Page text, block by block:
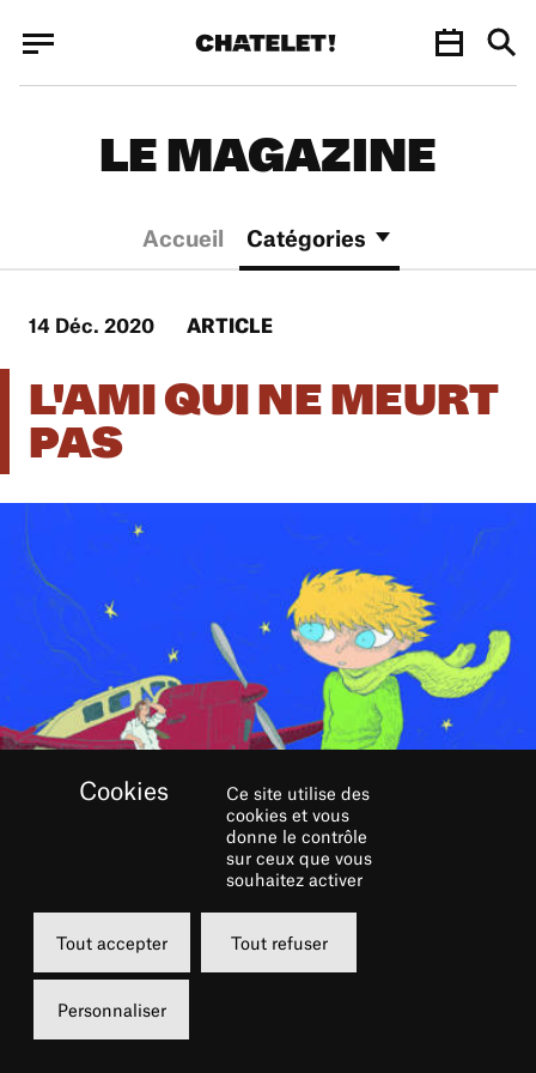
LE MAGAZINE
Accueil Catégories
14 Déc. 2020 ARTICLE
L'AMI QUI NE MEURT
PAS
PAR MAXIME ROVÈRE
Découvrez comment la célèbre silhouette du
Ce site utilise des
cookies et vous
donne le contrôle
sur ceux que vous
souhaitez activer
Tout accepter Tout refuser
Personnaliser